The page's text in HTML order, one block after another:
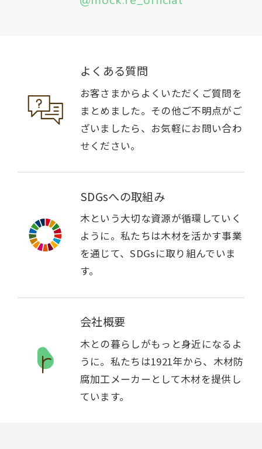
よくある質問
お客さまからよくいただくご質問を
まとめました。その他ご不明点がご
ざいましたら、お気軽にお問い合わ
せください。
SDGsへの取組み
木という大切な資源が循環していく
ように。私たちは木材を活かす事業
を通じて、SDGsに取り組んでいま
す。
会社概要
木との暮らしがもっと身近になるよ
うに。私たちは1921年から、木材防
腐加工メーカーとして木材を提供し
ています。